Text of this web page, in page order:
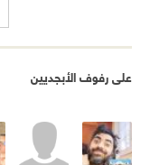
على رفوف الأبجديين